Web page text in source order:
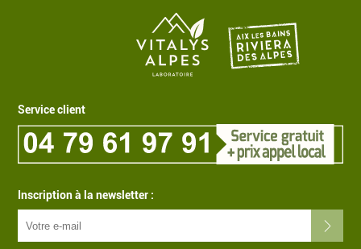
Inscription à la newsletter :
Service client